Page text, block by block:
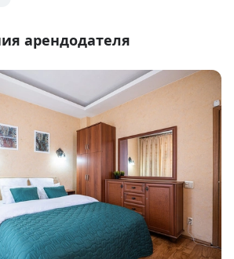
арендодателя